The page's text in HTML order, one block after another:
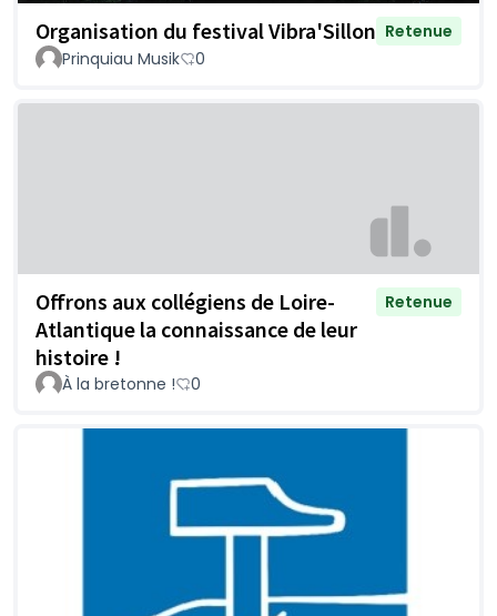
Organisation du festival Vibra'Sillon Retenue
Prinquiau Musik
0
Offrons aux collégiens de Loire-
Atlantique la connaissance de leur
histoire !
Retenue
À la bretonne ! 0